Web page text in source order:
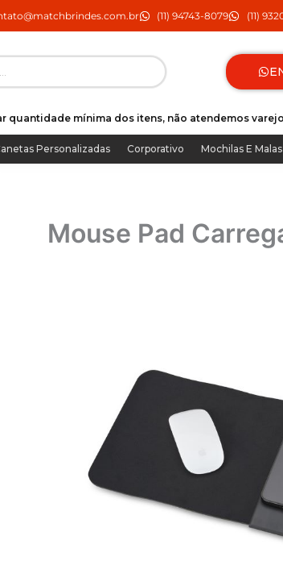
(11) 94743-8079 (11)
quantidade mínima dos itens, não atendemos
Personalizadas Corporativo Mochilas E Malas
Mouse Pad